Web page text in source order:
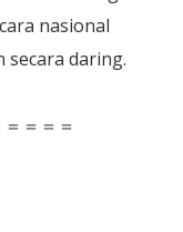
nasional
daring.
＝＝＝